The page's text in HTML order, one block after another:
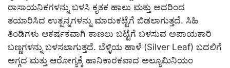
ರಾಸಾಯನಿಕಗಳನ್ನು ಬಳಸಿ ಕೃತಕ ಹಾಲು ಮತ್ತು ಅದರಿಂದ
ತಯಾರಿಸಿದ ಉತ್ಪನ್ನಗಳನ್ನು ಮಾರುಕಟ್ಟೆಗೆ ಬಿಡಲಾಗುತ್ತದೆ. ಸಿಹಿ
ತಿಂಡಿಗಳು ಆಕರ್ಷಕವಾಗಿ ಕಾಣಲು ಬಟ್ಟೆಗೆ ಬಳಸುವ ಅಪಾಯಕಾರಿ
ಬಣ್ಣಗಳನ್ನು ಬಳಸಲಾಗುತ್ತದೆ. ಬೆಳ್ಳಿಯ ಹಾಳೆ (Silver Leaf) ಬದಲಿಗೆ
ಅಗ್ಗದ ಮತ್ತು ಆರೋಗ್ಯಕ್ಕೆ ಹಾನಿಕಾರಕವಾದ ಅಲ್ಯೂಮಿನಿಯಂ